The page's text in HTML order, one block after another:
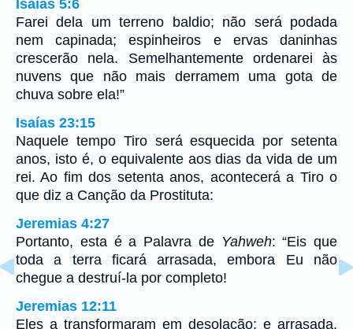
Isaías 5:6
Farei dela um terreno baldio; não será podada
nem capinada; espinheiros e ervas daninhas
crescerão nela. Semelhantemente ordenarei às
nuvens que não mais derramem uma gota de
chuva sobre ela!”
Isaías 23:15
Naquele tempo Tiro será esquecida por setenta
anos, isto é, o equivalente aos dias da vida de um
rei. Ao fim dos setenta anos, acontecerá a Tiro o
que diz a Canção da Prostituta:
Jeremias 4:27
Portanto, esta é a Palavra de Yahweh: “Eis que
toda a terra ficará arrasada, embora Eu não
chegue a destruí-la por completo!
Jeremias 12:11
Eles a transformaram em desolação; e arrasada,